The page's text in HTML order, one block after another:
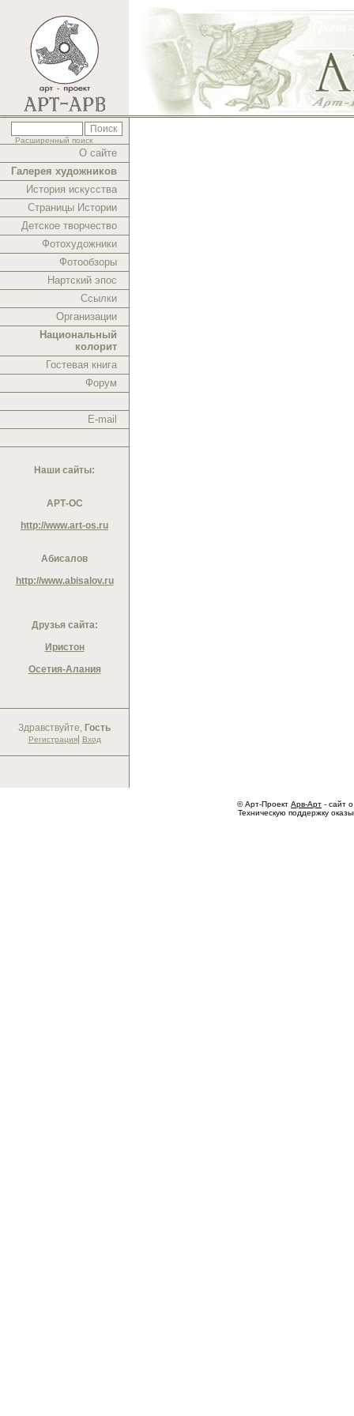
Расширенный поиск
О сайте
Галерея художников
История искусства
Страницы Истории
Детское творчество
Фотохудожники
Фотообзоры
Нартский эпос
Ссылки
Организации
Национальный
колорит
Гостевая книга
Форум
E-mail
Наши сайты:
АРТ-ОС
http://www.art-os.ru
Абисалов
http://www.abisalov.ru
Друзья сайта:
Иристон
Осетия-Алания
Здравствуйте, Гость
Регистрация| Вход
© Арт-Проект Арв-Арт - сайт
Техническую поддержку